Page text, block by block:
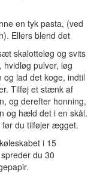
en tyk pasta, (ved
Ellers blend det
skalotteløg og svits
, hvidløg pulver, løg
og lad det koge, indtil
Tilføj et stænk af
, og derefter honning,
og hæld det i en skål.
før du tilføjer ægget.
i 15
spreder du 30
.